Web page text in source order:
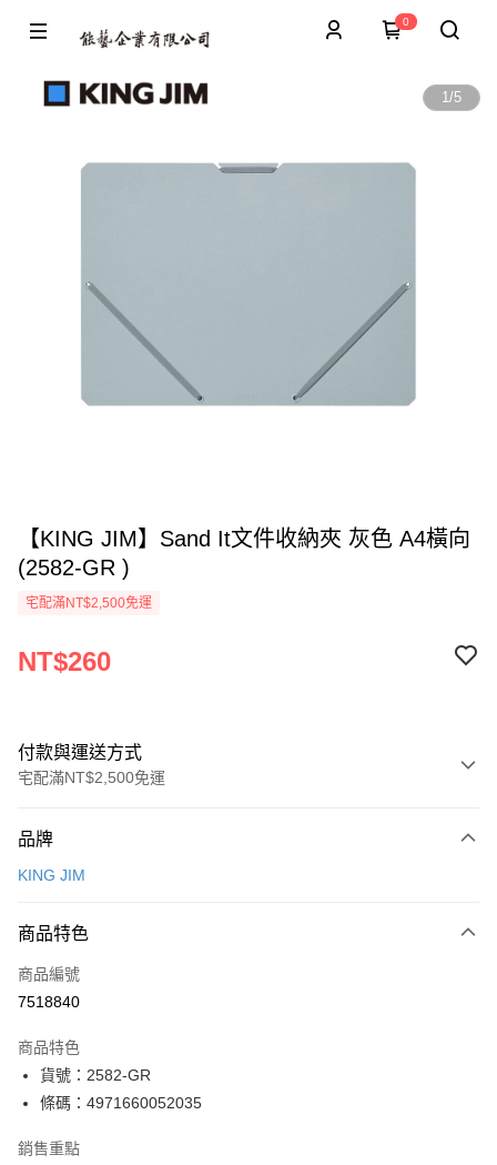
0
1/5
【KING JIM】Sand It文件收納夾 灰色 A4橫向
(2582-GR )
宅配滿NT$2,500免運
NT$260
付款與運送方式
宅配滿NT$2,500免運
信用卡一次付款
街口支付
悠遊付
運送方式
下單前請先詢問庫存
每筆NT$130，滿NT$2,500(含以上)免運費
品牌
KING JIM
商品特色
商品編號
7518840
商品特色
貨號：2582-GR
條碼：4971660052035
銷售重點